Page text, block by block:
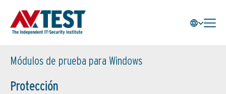
Módulos de prueba para Windows
Protección